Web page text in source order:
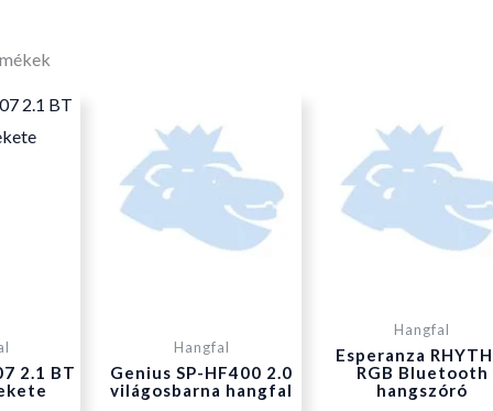
2.1 BT
Hangfal
Genius SP-HF400 2.0
világosbarna hangfal
Hangfal
Esperanza
RGB Bluetooth
hangszóró